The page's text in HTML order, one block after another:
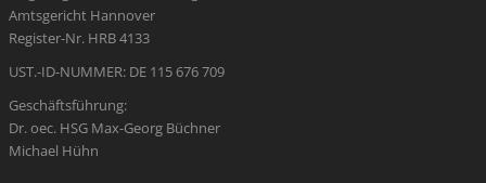
windowwindowwindow
new
Amtsgericht Hannover
Register-Nr. HRB 4133
UST.-ID-NUMMER: DE 115 676 709
Geschäftsführung:
Dr. oec. HSG Max-Georg Büchner
Michael Hühn